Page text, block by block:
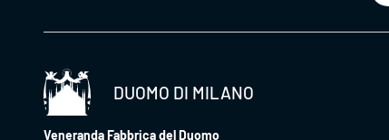
DUOMO DI MILANO
Veneranda Fabbrica del Duomo